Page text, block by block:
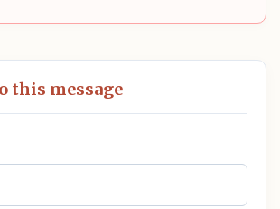
this message